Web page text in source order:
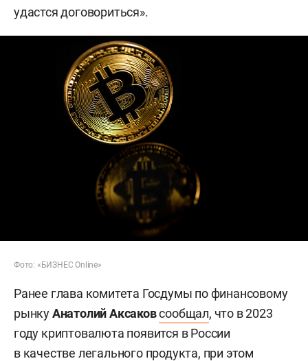
удастся договориться».
Фото: «БИЗНЕС Online»
Ранее глава комитета Госдумы по финансовому
рынкуАнатолий Аксаковсообщал, что в 2023
году криптовалюта появится в России
в качестве легального продукта, при этом